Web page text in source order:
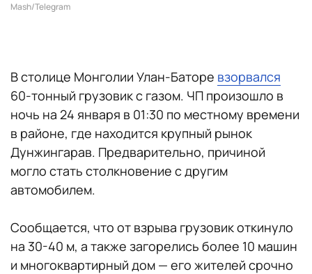
Mash/Telegram
В столице Монголии Улан-Баторе взорвался
60-тонный грузовик с газом. ЧП произошло в
ночь на 24 января в 01:30 по местному времени
в районе, где находится крупный рынок
Дунжингарав. Предварительно, причиной
могло стать столкновение с другим
автомобилем.
Сообщается, что от взрыва грузовик откинуло
на 30-40 м, а также загорелись более 10 машин
и многоквартирный дом — его жителей срочно